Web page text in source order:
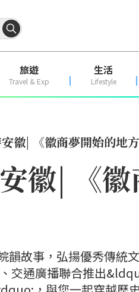
旅遊
Travel & Exp
生活
Lifestyle
徽| 《徽商夢開始的地
徽| 《
韻故事，弘揚優秀傳統
交通廣播聯合推出